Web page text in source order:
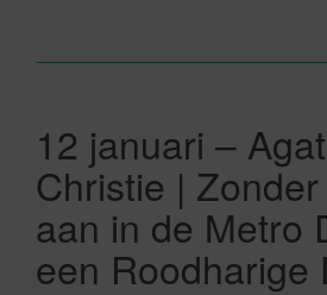
12 januari –
Christie |
aan in de Metro
een Roodharige